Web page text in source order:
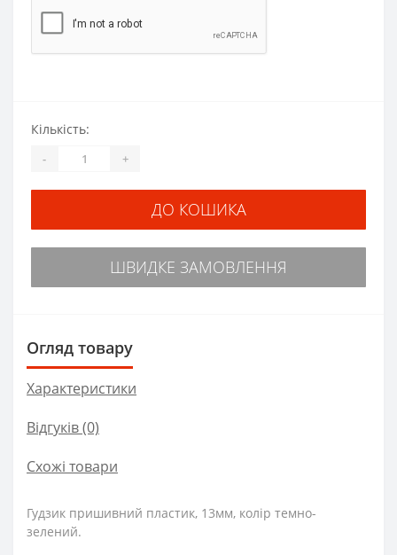
Кількість:
- +
ДО КОШИКА
ШВИДКЕ ЗАМОВЛЕННЯ
Огляд товару
Характеристики
Відгуків (0)
Схожі товари
Гудзик пришивний пластик, 13мм, колір темно-
зелений.